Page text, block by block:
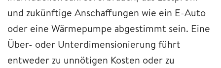
und zukünftige Anschaffungen wie ein E-Auto
oder eine Wärmepumpe abgestimmt sein. Eine
Über- oder Unterdimensionierung führt
entweder zu unnötigen Kosten oder zu